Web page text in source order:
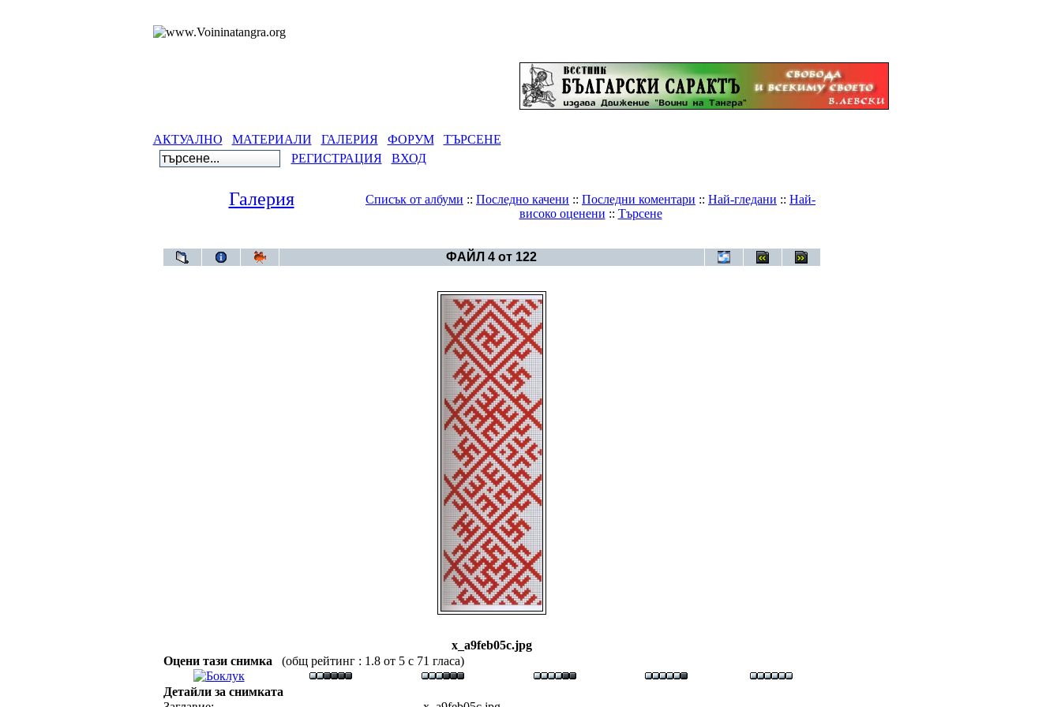
АКТУАЛНО МАТЕРИАЛИ ГАЛЕРИЯ ФОРУМ
ТЪРСЕНЕ
РЕГИСТРАЦИЯ
ВХОД
Галерия Списък от албуми :: Последно качени :: Последни коментари :: Най-гледани :: Най-
високо оценени :: Търсене
ФАЙЛ 4 от 122
x_a9feb05c.jpg
Оцени тази снимка
(общ рейтинг : 1.8 от 5 с 71 гласа)
Детайли за снимката